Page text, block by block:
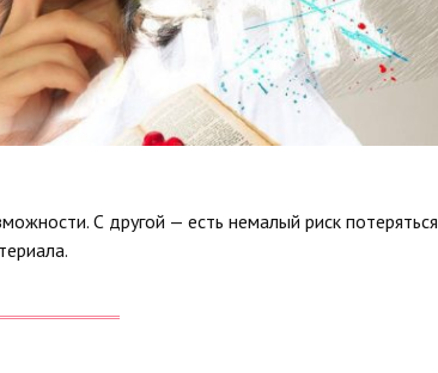
С другой — есть немалый риск потеряться